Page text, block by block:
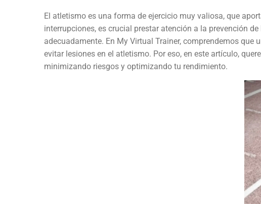
El atletismo es una forma de ejercicio muy valiosa, que
interrupciones, es crucial prestar atención a la prevención
adecuadamente. En My Virtual Trainer, comprendemos
evitar lesiones en el atletismo. Por eso, en este artículo,
minimizando riesgos y optimizando tu rendimiento.